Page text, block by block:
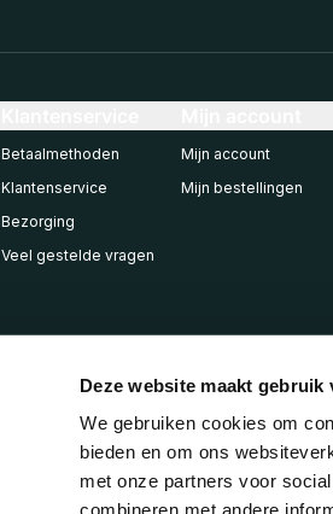
Deze website maakt gebruik
We gebruiken cookies om
bieden en om ons
met onze partners voor
combineren met andere
Betaalmethoden
Klantenservice
Bezorging
Veel gestelde vragen
Mijn account
Mijn bestellingen